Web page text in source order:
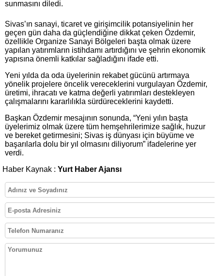
sunmasını diledi.
Sivas’ın sanayi, ticaret ve girişimcilik potansiyelinin her
geçen gün daha da güçlendiğine dikkat çeken Özdemir,
özellikle Organize Sanayi Bölgeleri başta olmak üzere
yapılan yatırımların istihdamı artırdığını ve şehrin ekonomik
yapısına önemli katkılar sağladığını ifade etti.
Yeni yılda da oda üyelerinin rekabet gücünü artırmaya
yönelik projelere öncelik vereceklerini vurgulayan Özdemir,
üretimi, ihracatı ve katma değerli yatırımları destekleyen
çalışmalarını kararlılıkla sürdüreceklerini kaydetti.
Başkan Özdemir mesajının sonunda, “Yeni yılın başta
üyelerimiz olmak üzere tüm hemşehrilerimize sağlık, huzur
ve bereket getirmesini; Sivas iş dünyası için büyüme ve
başarılarla dolu bir yıl olmasını diliyorum” ifadelerine yer
verdi.
Haber Kaynak : Yurt Haber Ajansı